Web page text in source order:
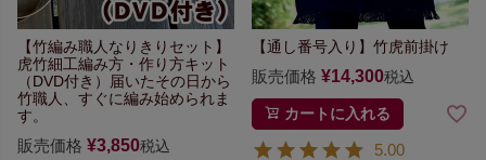
【竹編み職人なりきりセット】
虎竹細工編み方・作り方キット
（DVD付き）
届いたその日から
竹職人、 すぐに編み始められま
す。
販売価格 ¥3,850税込
【通し番号入り】竹虎前掛け
販売価格 ¥14,300税込
カートに入れる
5.00